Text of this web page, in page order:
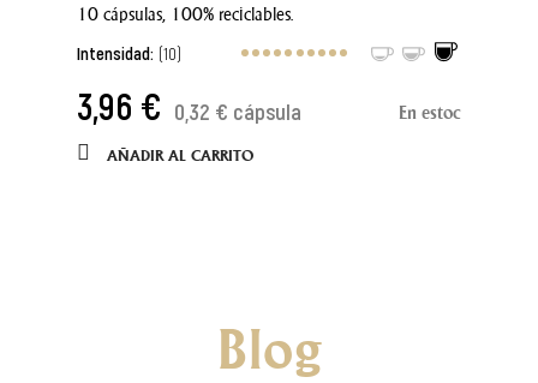
10 cápsulas, 100% reciclables.
Intensidad: (10)
3,96 € 0,32 € cápsula En estoc
AÑADIR AL CARRITO
Blog